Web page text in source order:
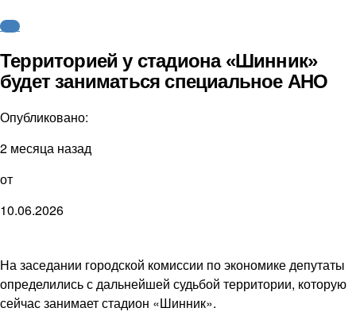
ФНЛ
Территорией у стадиона «Шинник»
будет заниматься специальное АНО
Опубликовано:
2 месяца назад
от
10.06.2026
На заседании городской комиссии по экономике депутаты
определились с дальнейшей судьбой территории, которую
сейчас занимает стадион «Шинник».